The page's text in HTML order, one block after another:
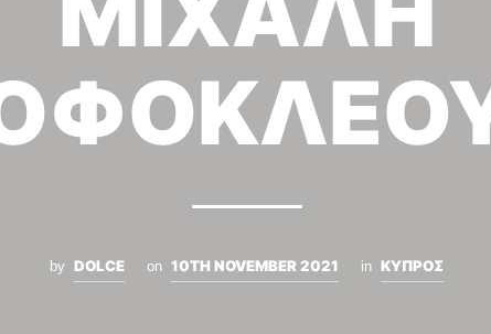
by DOLCE on 10TH NOVEMBER 2021 in ΚΥΠΡΟΣ